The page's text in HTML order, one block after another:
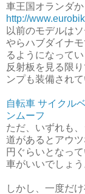
車王国オランダ
http://
以前のモデルは
やらハブダイナ
るようになって
反射板を見る限
ンプも装備されて
自転車 サイクル
ンムーフ
ただ、いずれも
道があるとアウ
円ぐらいとなっ
車がいいでしょう
しかし、一度だ